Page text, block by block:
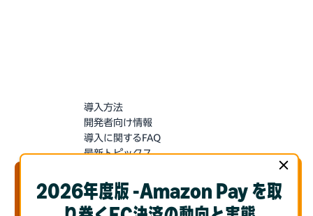
導入方法
開発者向け情報
導入に関するFAQ
最新トピックス
セラーセントラルにログイン
ーーーーーーー
2026年度版 -Amazon Pay を取